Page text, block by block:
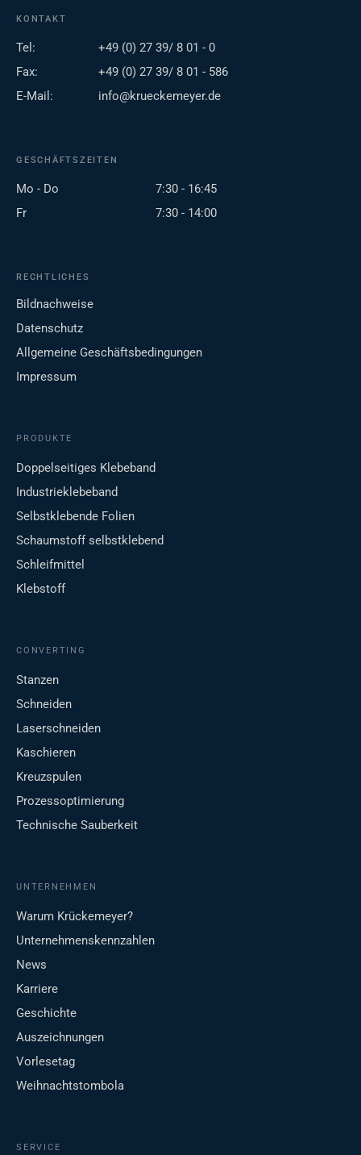
KONTAKT
Tel:
+49 (0) 27 39/ 8 01 - 0
Fax:
+49 (0) 27 39/ 8 01 - 586
E-Mail:
info@krueckemeyer.de
GESCHÄFTSZEITEN
Mo - Do
7:30 - 16:45
Fr
7:30 - 14:00
RECHTLICHES
Bildnachweise
Datenschutz
Allgemeine Geschäftsbedingungen
Impressum
PRODUKTE
Doppelseitiges Klebeband
Industrieklebeband
Selbstklebende Folien
Schaumstoff selbstklebend
Schleifmittel
Klebstoff
CONVERTING
Stanzen
Schneiden
Laserschneiden
Kaschieren
Kreuzspulen
Prozessoptimierung
Technische Sauberkeit
UNTERNEHMEN
Warum Krückemeyer?
Unternehmenskennzahlen
News
Karriere
Geschichte
Auszeichnungen
Vorlesetag
Weihnachtstombola
SERVICE